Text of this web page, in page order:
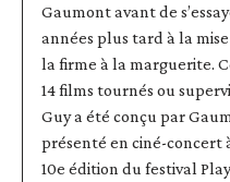
Gaumont avant de
années plus tard à la
la firme à la marguerite.
14 films tournés ou
Guy a été conçu par
présenté en ciné-concert
10e édition du festival